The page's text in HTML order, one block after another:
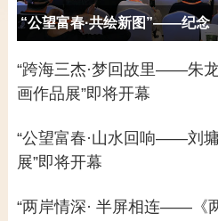
“跨海三杰·梦回故里——朱
画作品展”即将开幕
“公望富春·山水回响——刘
展”即将开幕
“两岸情深· 半屏相连——《